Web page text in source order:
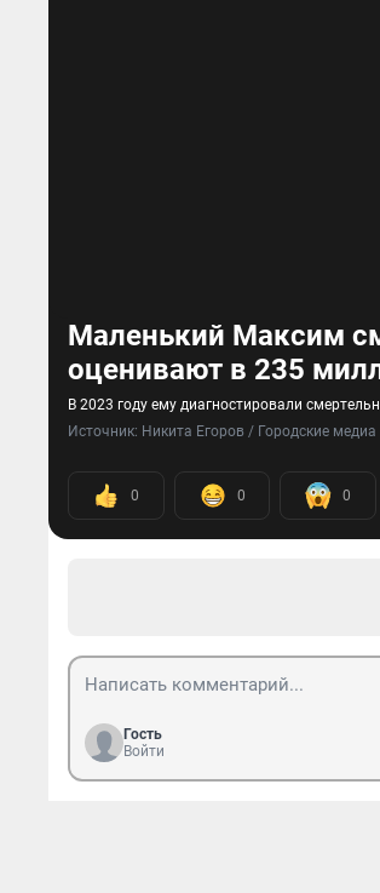
Маленький Максим
оценивают в 235
В 2023 году ему диагностировали
Источник: Никита Егоров / Городские медиа
0 0 0
Гость
Войти